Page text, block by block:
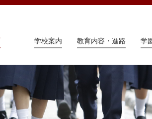
学校案内 教育内容・進路 学